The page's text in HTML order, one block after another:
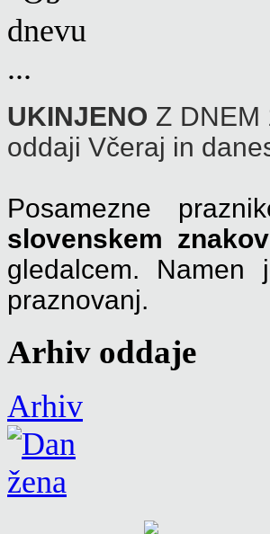
UKINJENO Z DNEM
oddaji Včeraj in
Posamezne
slovenskem
gledalcem. Namen
praznovanj.
Arhiv oddaje
Arhiv